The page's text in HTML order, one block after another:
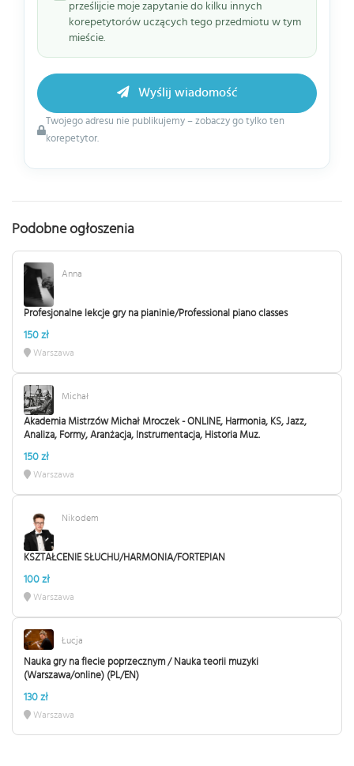
prześlijcie moje zapytanie do kilku innych
korepetytorów uczących tego przedmiotu w tym
mieście.
Twojego adresu nie publikujemy – zobaczy go tylko ten
korepetytor.
Wyślij wiadomość
Podobne ogłoszenia
Anna
Profesjonalne lekcje gry na pianinie/Professional piano classes
150 zł
Warszawa
Michał
Akademia Mistrzów Michał Mroczek - ONLINE, Harmonia, KS, Jazz,
Analiza, Formy, Aranżacja, Instrumentacja, Historia Muz.
150 zł
Warszawa
Nikodem
KSZTAŁCENIE SŁUCHU/HARMONIA/FORTEPIAN
100 zł
Warszawa
Łucja
Nauka gry na flecie poprzecznym / Nauka teorii muzyki
(Warszawa/online) (PL/EN)
130 zł
Warszawa